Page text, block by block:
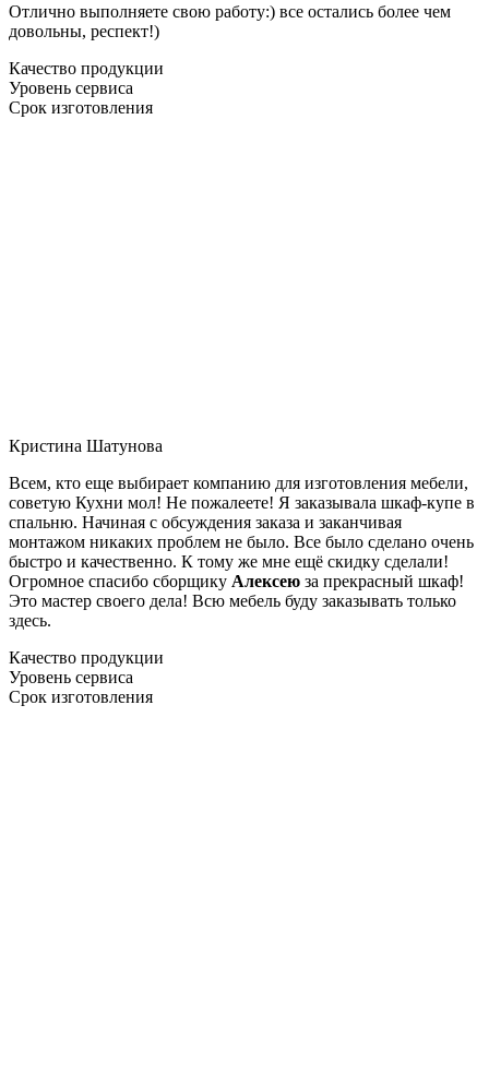
Отлично выполняете свою работу:) все остались более чем
довольны, респект!)
Качество продукции
Уровень сервиса
Срок изготовления
Кристина Шатунова
Всем, кто еще выбирает компанию для изготовления мебели,
советую Кухни мол! Не пожалеете! Я заказывала шкаф-купе в
спальню. Начиная с обсуждения заказа и заканчивая
монтажом никаких проблем не было. Все было сделано очень
быстро и качественно. К тому же мне ещё скидку сделали!
Огромное спасибо сборщику Алексею за прекрасный шкаф!
Это мастер своего дела! Всю мебель буду заказывать только
здесь.
Качество продукции
Уровень сервиса
Срок изготовления